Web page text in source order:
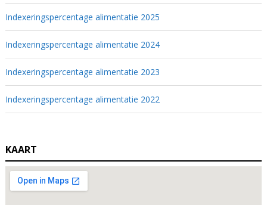
Indexeringspercentage alimentatie 2025
Indexeringspercentage alimentatie 2024
Indexeringspercentage alimentatie 2023
Indexeringspercentage alimentatie 2022
KAART